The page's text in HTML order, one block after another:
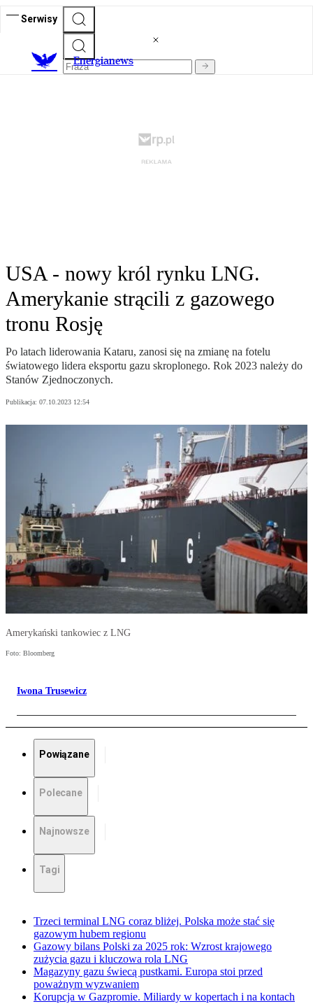
Serwisy
Energianews
USA - nowy król rynku LNG.
Amerykanie strącili z gazowego
tronu Rosję
Po latach liderowania Kataru, zanosi się na zmianę na fotelu
światowego lidera eksportu gazu skroplonego. Rok 2023 należy do
Stanów Zjednoczonych.
Publikacja: 07.10.2023 12:54
Amerykański tankowiec z LNG
Foto: Bloomberg
Iwona Trusewicz
Powiązane
Polecane
Najnowsze
Tagi
Trzeci terminal LNG coraz bliżej. Polska może stać się
gazowym hubem regionu
Gazowy bilans Polski za 2025 rok: Wzrost krajowego
zużycia gazu i kluczowa rola LNG
Magazyny gazu świecą pustkami. Europa stoi przed
poważnym wyzwaniem
Korupcja w Gazpromie. Miliardy w kopertach i na kontach